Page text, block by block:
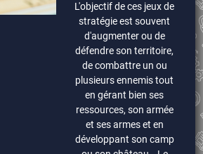
L'objectif de ces jeux de
stratégie est souvent
d'augmenter ou de
défendre son territoire,
de combattre un ou
plusieurs ennemis tout
en gérant bien ses
ressources, son armée
et ses armes et en
développant son camp